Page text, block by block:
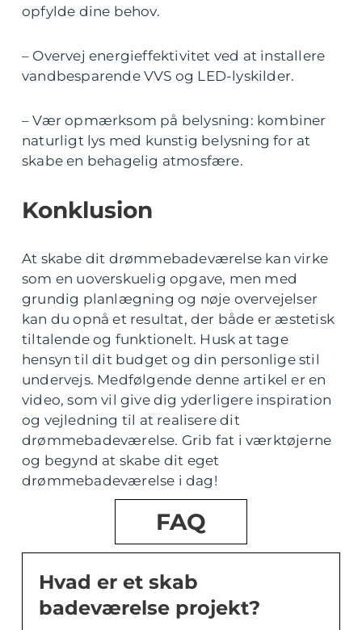
opfylde dine behov.
– Overvej energieffektivitet ved at installere
vandbesparende VVS og LED-lyskilder.
– Vær opmærksom på belysning: kombiner
naturligt lys med kunstig belysning for at
skabe en behagelig atmosfære.
Konklusion
At skabe dit drømmebadeværelse kan virke
som en uoverskuelig opgave, men med
grundig planlægning og nøje overvejelser
kan du opnå et resultat, der både er æstetisk
tiltalende og funktionelt. Husk at tage
hensyn til dit budget og din personlige stil
undervejs. Medfølgende denne artikel er en
video, som vil give dig yderligere inspiration
og vejledning til at realisere dit
drømmebadeværelse. Grib fat i værktøjerne
og begynd at skabe dit eget
drømmebadeværelse i dag!
FAQ
Hvad er et skab
badeværelse projekt?